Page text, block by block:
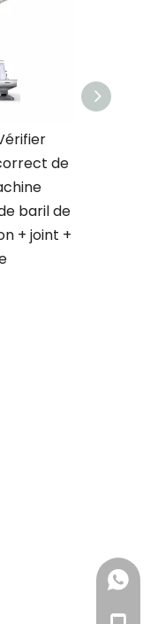
SMT-3305 avec
d'assemblage
seringues à
coûts de
+ 86